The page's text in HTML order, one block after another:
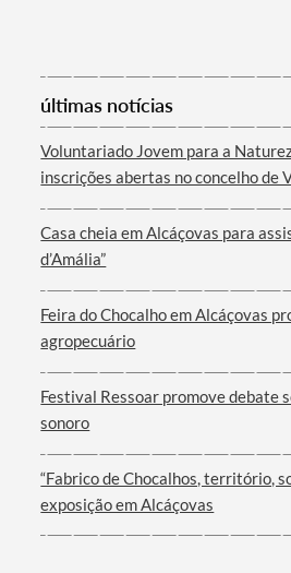
Filtros
últimas notícias
Voluntariado Jovem para a
inscrições abertas no concelho de
Casa cheia em Alcáçovas para
d’Amália”
Feira do Chocalho em Alcáçovas
agropecuário
Festival Ressoar promove debate
sonoro
“Fabrico de Chocalhos, território,
exposição em Alcáçovas